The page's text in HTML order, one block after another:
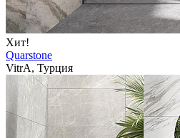
Хит!
Quarstone
VitrA, Турция